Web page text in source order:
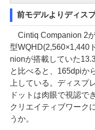
前モデルよりディス
Cintiq Companion 2
型WQHD(2,560×1,440
nionが搭載していた
と比べると、165dpiか
上している。ディスプ
ドットは肉眼で視認で
クリエイティブワーク
うか。